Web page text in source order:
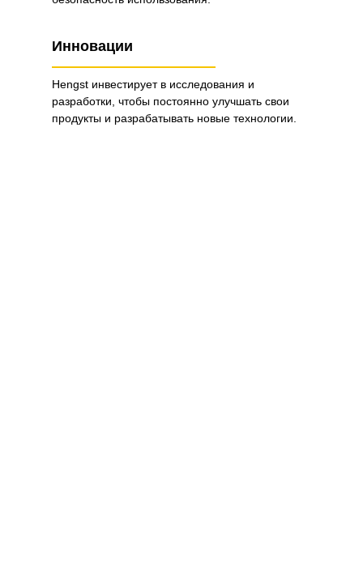
Инновации
Hengst инвестирует в исследования и
разработки, чтобы постоянно улучшать свои
продукты и разрабатывать новые технологии.